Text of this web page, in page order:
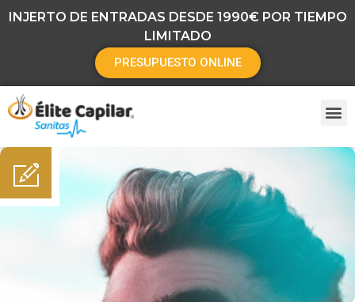
INJERTO DE ENTRADAS DESDE 1990€ POR TIEMPO
LIMITADO
PRESUPUESTO ONLINE